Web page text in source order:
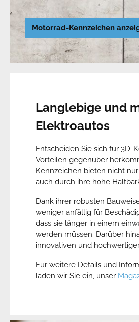
Motorrad-Kennzeichen
Langlebige und
Elektroautos
Entscheiden Sie sich für 3D-
Vorteilen gegenüber
Kennzeichen bieten nicht
auch durch ihre hohe
Dank ihrer robusten
weniger anfällig für
dass sie länger in einem
werden müssen. Darüber
innovativen und
Für weitere Details und
laden wir Sie ein, unser